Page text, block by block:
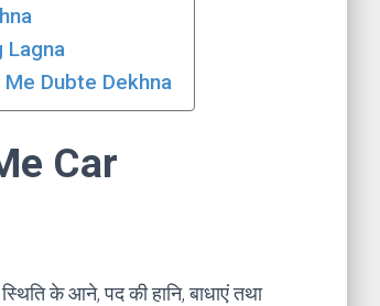
Lagna
Me Dubte Dekhna
Car
के आने, पद की हानि, बाधाएं तथा